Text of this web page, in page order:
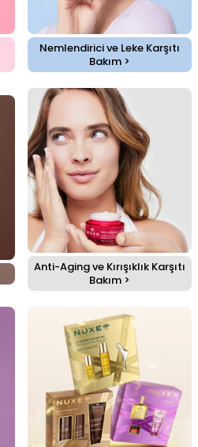
Nemlendirici ve Leke Karşıtı
Bakım >
Anti-Aging ve Kırışıklık Karşıtı
Bakım >